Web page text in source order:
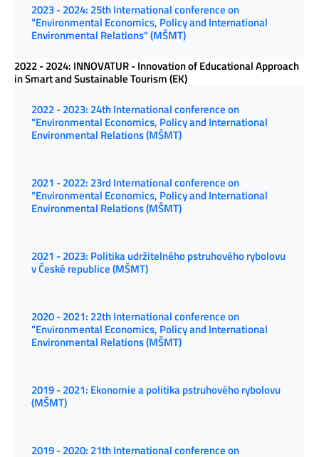
2023 - 2024: 25th International conference on
"Environmental Economics, Policy and International
Environmental Relations" (MŠMT)
2022 - 2024: INNOVATUR - Innovation of Educational Approach
in Smart and Sustainable Tourism (EK)
2022 - 2023: 24th International conference on
"Environmental Economics, Policy and International
Environmental Relations (MŠMT)
2021 - 2022: 23rd International conference on
"Environmental Economics, Policy and International
Environmental Relations (MŠMT)
2021 - 2023: Politika udržitelného pstruhového rybolovu
v České republice (MŠMT)
2020 - 2021: 22th International conference on
"Environmental Economics, Policy and International
Environmental Relations (MŠMT)
2019 - 2021: Ekonomie a politika pstruhového rybolovu
(MŠMT)
2019 - 2020: 21th International conference on